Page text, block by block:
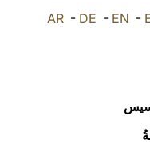
العربيّة AR- DE - EN -